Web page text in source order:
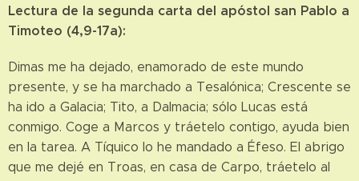
Lectura de la segunda carta del apóstol san Pablo a
Timoteo (4,9-17a):
Dimas me ha dejado, enamorado de este mundo
presente, y se ha marchado a Tesalónica; Crescente se
ha ido a Galacia; Tito, a Dalmacia; sólo Lucas está
conmigo. Coge a Marcos y tráetelo contigo, ayuda bien
en la tarea. A Tíquico lo he mandado a Éfeso. El abrigo
que me dejé en Troas, en casa de Carpo, tráetelo al